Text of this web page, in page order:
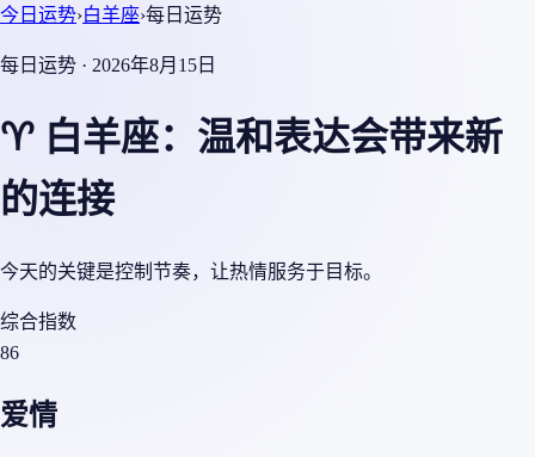
今日运势›白羊座›每日运势
每日运势 · 2026年8月15日
♈ 白羊座：温和表达会带来新
的连接
今天的关键是控制节奏，让热情服务于目标。
综合指数
86
爱情